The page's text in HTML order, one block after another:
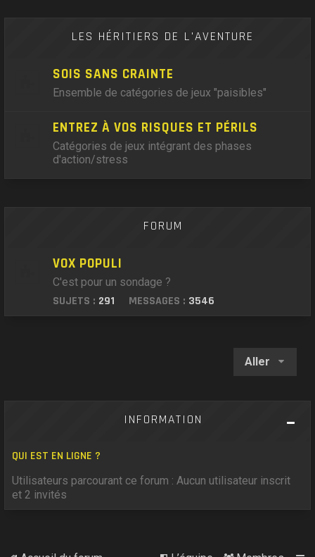
LES HÉRITIERS DE L'AVENTURE
SOIS SANS CRAINTE
Ensemble de catégories de jeux "paisibles"
ENTREZ À VOS RISQUES ET PÉRILS
Catégories de jeux intégrant des phases
d'action/stress
FORUM
VOX POPULI
C'est pour un sondage ?
SUJETS : 291 MESSAGES : 3546
Aller
INFORMATION
QUI EST EN LIGNE ?
Utilisateurs parcourant ce forum : Aucun utilisateur inscrit
et 2 invités